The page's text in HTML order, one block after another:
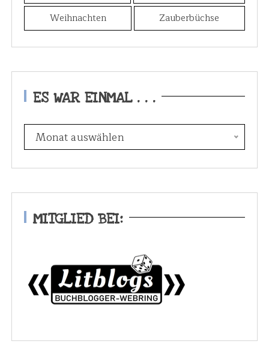
Weihnachten
Zauberbüchse
ES WAR EINMAL . . .
s
w
r
e
i
.
Monat auswählen
MITGLIED BEI: